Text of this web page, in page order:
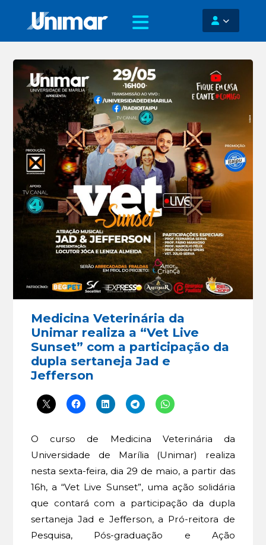
Medicina Veterinária da
Unimar realiza a “Vet Live
Sunset” com a participação da
dupla sertaneja Jad e
Jefferson
O curso de Medicina Veterinária da
Universidade de Marília (Unimar) realiza
nesta sexta-feira, dia 29 de maio, a partir das
16h, a “Vet Live Sunset”, uma ação solidária
que contará com a participação da dupla
sertaneja Jad e Jefferson, a Pró-reitora de
Pesquisa, Pós-graduação e Ação